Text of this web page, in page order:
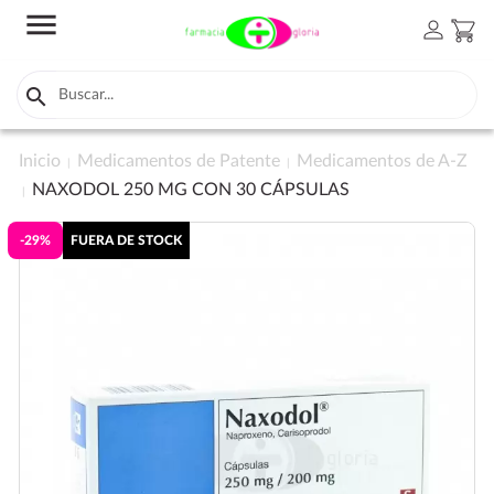
menu person shopping_cart

Inicio Medicamentos de Patente
Medicamentos de A-Z
NAXODOL 250 MG CON 30 CÁPSULAS
-29% FUERA DE STOCK